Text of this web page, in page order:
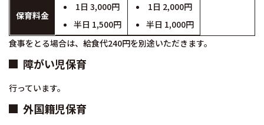
保育料金
1日 3,000円
半日 1,500円
1日 2,000円
半日 1,000円
食事をとる場合は、給食代240円を別途いただきます。
障がい児保育
行っています。
外国籍児保育